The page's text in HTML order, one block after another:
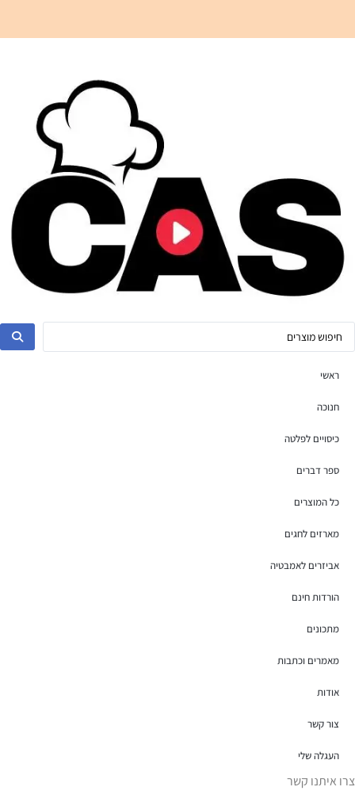
ראשי
חנוכה
כיסויים לפלטה
ספר דברים
כל המוצרים
מארזים לחגים
אביזרים לאמבטיה
הורדות חינם
מתכונים
מאמרים וכתבות
אודות
צור קשר
העגלה שלי
צרו איתנו קשר